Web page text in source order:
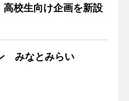
校生向け企画を新設
みなとみらい